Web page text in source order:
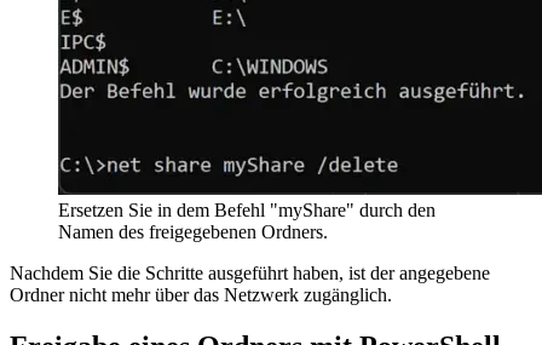
Ersetzen Sie in dem Befehl "myShare" durch den
Namen des freigegebenen Ordners.
Nachdem Sie die Schritte ausgeführt haben, ist der angegebene
Ordner nicht mehr über das Netzwerk zugänglich.